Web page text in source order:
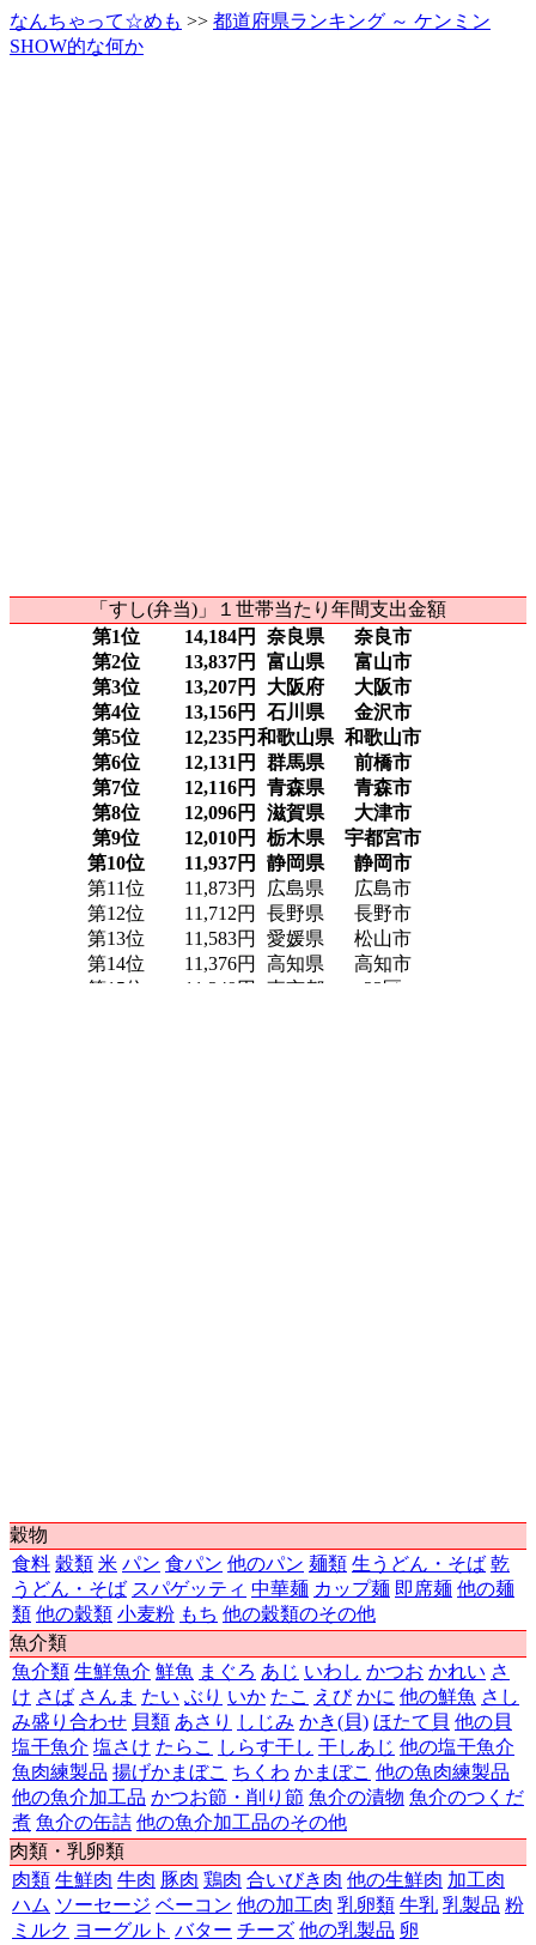
なんちゃって☆めも >> 都道府県ランキング ～ ケンミン
SHOW的な何か
「すし(弁当)」１世帯当たり年間支出金額
第1位
14,184円 奈良県
奈良市
第2位
13,837円 富山県
富山市
第3位
13,207円 大阪府
大阪市
第4位
13,156円 石川県
金沢市
第5位
12,235円 和歌山県 和歌山市
第6位
12,131円 群馬県
前橋市
第7位
12,116円 青森県
青森市
第8位
12,096円 滋賀県
大津市
第9位
12,010円 栃木県
宇都宮市
第10位
11,937円 静岡県
静岡市
第11位
11,873円 広島県
広島市
第12位
11,712円 長野県
長野市
第13位
11,583円 愛媛県
松山市
第14位
11,376円 高知県
高知市
第15位
11,349円 東京都
23区
第38位
9,088円 鳥取県
鳥取市
第39位
8,904円 山形県
山形市
第40位
8,858円 長崎県
長崎市
第42位
8,748円 佐賀県
佐賀市
第43位
8,686円 宮崎県
宮崎市
第44位
8,084円 大分県
大分市
第45位
7,665円 沖縄県
那覇市
第46位
7,614円 岩手県
盛岡市
第47位
6,816円 福岡県 福岡市
穀物
食料 穀類 米 パン 食パン 他のパン 麺類 生うどん・そば 乾
うどん・そば スパゲッティ 中華麺 カップ麺 即席麺 他の麺
類 他の穀類 小麦粉 もち 他の穀類のその他
魚介類
魚介類 生鮮魚介 鮮魚 まぐろ あじ いわし かつお かれい さ
け さば さんま たい ぶり いか たこ えび かに 他の鮮魚 さし
み盛り合わせ 貝類 あさり しじみ かき(貝) ほたて貝 他の貝
塩干魚介 塩さけ たらこ しらす干し 干しあじ 他の塩干魚介
魚肉練製品 揚げかまぼこ ちくわ かまぼこ 他の魚肉練製品
他の魚介加工品 かつお節・削り節 魚介の漬物 魚介のつくだ
煮 魚介の缶詰 他の魚介加工品のその他
肉類・乳卵類
肉類 生鮮肉 牛肉 豚肉 鶏肉 合いびき肉 他の生鮮肉 加工肉
ハム ソーセージ ベーコン 他の加工肉 乳卵類 牛乳 乳製品 粉
ミルク ヨーグルト バター チーズ 他の乳製品 卵